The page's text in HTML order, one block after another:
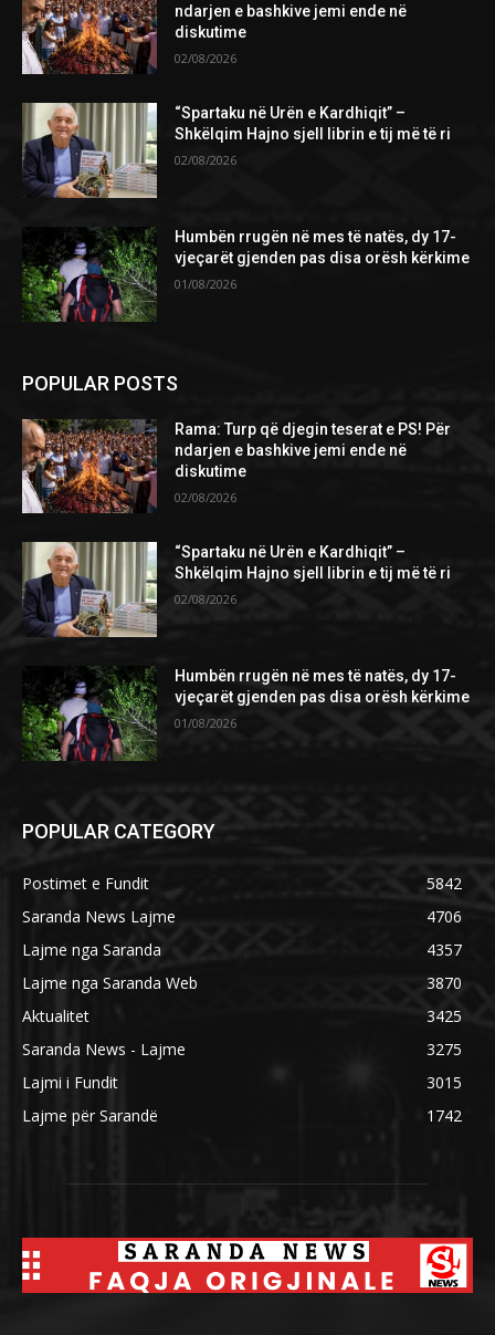
ndarjen e bashkive jemi ende në
diskutime
02/08/2026
“Spartaku në Urën e Kardhiqit” –
Shkëlqim Hajno sjell librin e tij më të ri
02/08/2026
Humbën rrugën në mes të natës, dy 17-
vjeçarët gjenden pas disa orësh kërkime
01/08/2026
POPULAR POSTS
Rama: Turp që djegin teserat e PS! Për
ndarjen e bashkive jemi ende në
diskutime
02/08/2026
“Spartaku në Urën e Kardhiqit” –
Shkëlqim Hajno sjell librin e tij më të ri
02/08/2026
Humbën rrugën në mes të natës, dy 17-
vjeçarët gjenden pas disa orësh kërkime
01/08/2026
POPULAR CATEGORY
Postimet e Fundit
5842
Saranda News Lajme
4706
Lajme nga Saranda
4357
Lajme nga Saranda Web
3870
Aktualitet
3425
Saranda News - Lajme
3275
Lajmi i Fundit
3015
Lajme për Sarandë
1742